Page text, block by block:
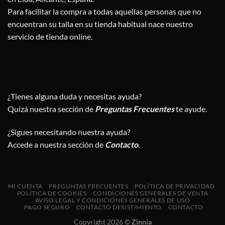
Para facilitar la compra a todas aquellas personas que no
encuentran su talla en su tienda habitual nace nuestro
servicio de tienda online.
¿Tienes alguna duda y necesitas ayuda?
Quizá nuestra sección de Preguntas Frecuenteste ayude.
¿Sigues necesitando nuestra ayuda?
Accede a nuestra sección de Contacto.
MI CUENTA PREGUNTAS FRECUENTES
POLÍTICA DE PRIVACIDAD
POLÍTICA DE COOKIES
CONDICIONES GENERALES DE VENTA
AVISO LEGAL Y CONDICIONES GENERALES DE USO
PAGO SEGURO
CONTACTO DESISTIMIENTO CONTACTO
Copyright 2026 ©Zinnia